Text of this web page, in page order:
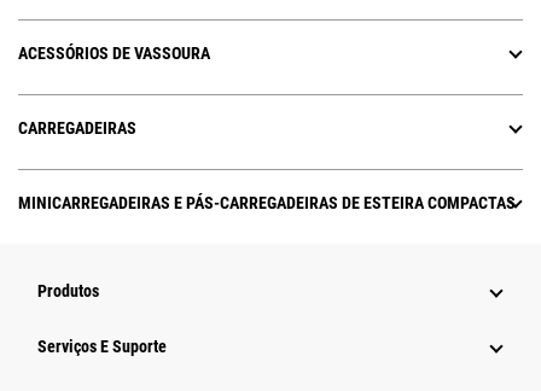
ACESSÓRIOS DE VASSOURA
CARREGADEIRAS
MINICARREGADEIRAS E PÁS-CARREGADEIRAS DE ESTEIRA COMPACTAS
Produtos
Serviços E Suporte